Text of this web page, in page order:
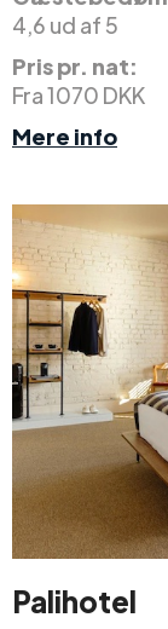
4,6 ud af 5
Pris pr. nat:
Fra 1070 DKK
Mere info
Palihotel